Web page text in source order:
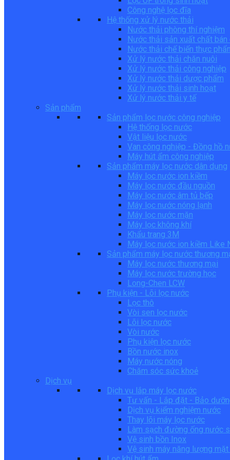
Công nghệ lọc đĩa
Hệ thống xử lý nước thải
Nước thải phòng thí nghiệm
Nước thải sản xuất chất bán
Nước thải chế biến thực
Xử lý nước thải chăn nuôi
Xử lý nước thải công nghiệp
Xử lý nước thải dược phẩm
Xử lý nước thải sinh hoạt
Xử lý nước thải y tế
Sản phẩm
Sản phẩm lọc nước công nghiệp
Hệ thống lọc nước
Vật liệu lọc nước
Van công nghiệp - Đồng hồ
Máy hút ẩm công nghiệp
Sản phẩm máy lọc nước dân dụng
Máy lọc nước ion kiềm
Máy lọc nước đầu nguồn
Máy lọc nước âm tủ bếp
Máy lọc nước nóng lạnh
Máy lọc nước mặn
Máy lọc không khí
Khẩu trang 3M
Máy lọc nước ion kiềm Like
Sản phẩm máy lọc nước thương
Máy lọc nước thương mại
Máy lọc nước trường học
Long-Chen LCW
Phụ kiện - Lõi lọc nước
Lọc thô
Vòi sen lọc nước
Lõi lọc nước
Vòi nước
Phụ kiện lọc nước
Bồn nước inox
Máy nước nóng
Chăm sóc sức khoẻ
Dịch vụ
Dịch vụ lắp máy lọc nước
Tư vấn - Lắp đặt - Bảo
Dịch vụ kiểm nghiệm nước
Thay lõi máy lọc nước
Làm sạch đường ống nước
Vệ sinh bồn Inox
Vệ sinh máy năng lượng